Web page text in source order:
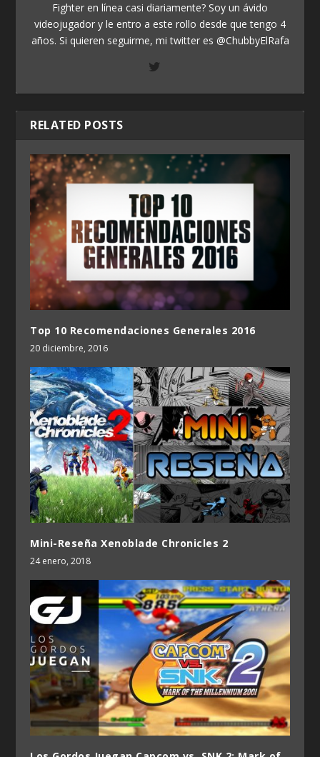
Fighter en línea casi diariamente? Soy un ávido
videojugador y le entro a este rollo desde que tengo 4
años. Si quieren seguirme, mi twitter es @ChubbyElRafa
RELATED POSTS
Top 10 Recomendaciones Generales 2016
20 diciembre, 2016
Mini-Reseña Xenoblade Chronicles 2
24 enero, 2018